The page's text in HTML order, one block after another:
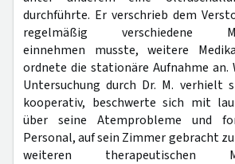
durchführte. Er verschrieb dem
regelmäßig verschiedene
einnehmen musste, weitere
ordnete die stationäre Aufnahme an.
Untersuchung durch Dr. M. verhielt
kooperativ, beschwerte sich mit
über seine Atemprobleme und
Personal, auf sein Zimmer gebracht zu
weiteren therapeutischen